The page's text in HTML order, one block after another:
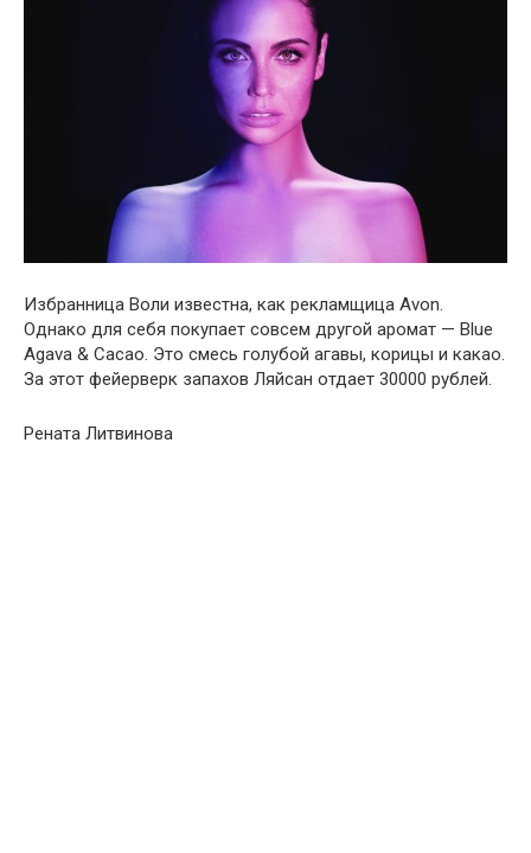
Избранница Воли известна, как рекламщица Avon.
Однако для себя покупает совсем другой аромат — Blue
Agava & Cacao. Это смесь голубой агавы, корицы и какао.
За этот фейерверк запахов Ляйсан отдает 30000 рублей.
Рената Литвинова